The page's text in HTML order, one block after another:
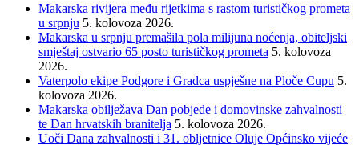
Makarska rivijera među rijetkima s rastom turističkog prometa
u srpnju 5. kolovoza 2026.
Makarska u srpnju premašila pola milijuna noćenja, obiteljski
smještaj ostvario 65 posto turističkog prometa 5. kolovoza
2026.
Vaterpolo ekipe Podgore i Gradca uspješne na Ploče Cupu 5.
kolovoza 2026.
Makarska obilježava Dan pobjede i domovinske zahvalnosti
te Dan hrvatskih branitelja 5. kolovoza 2026.
Uoči Dana zahvalnosti i 31. obljetnice Oluje Općinsko vijeće